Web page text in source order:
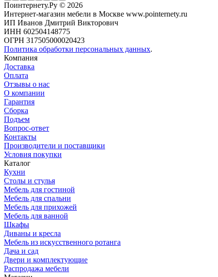
Поинтернету.Ру © 2026
Интернет-магазин мебели в Москве www.pointernety.ru
ИП Иванов Дмитрий Викторович
ИНН 602504148775
ОГРН 317505000020423
Политика обработки персональных данных.
Компания
Доставка
Оплата
Отзывы о нас
О компании
Гарантия
Сборка
Подъем
Вопрос-ответ
Контакты
Производители и поставщики
Условия покупки
Каталог
Кухни
Столы и стулья
Мебель для гостиной
Мебель для спальни
Мебель для прихожей
Мебель для ванной
Шкафы
Диваны и кресла
Мебель из искусственного ротанга
Дача и сад
Двери и комплектующие
Распродажа мебели